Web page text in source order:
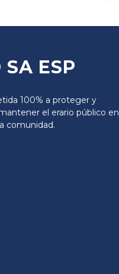
ESP
100% a proteger y
el erario público en
comunidad.